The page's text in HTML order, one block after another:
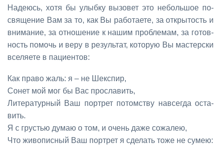
На­де­юсь, хо­тя бы улыб­ку вы­зо­вет это неболь­шое по­
свя­ще­ние Вам за то, как Вы ра­бо­та­е­те, за от­кры­тость и
вни­ма­ние, за от­но­ше­ние к на­шим про­бле­мам, за го­тов­
ность по­мочь и ве­ру в ре­зуль­тат, ко­то­рую Вы ма­стер­ски
все­ля­е­те в па­ци­ен­тов:
Как пра­во жаль: я – не Шекс­пир,
Со­нет мой мог бы Вас про­сла­вить,
Ли­те­ра­тур­ный Ваш порт­рет потом­ству на­все­гда оста­
вить.
Я с гру­стью ду­маю о том, и очень да­же со­жа­лею,
Что жи­во­пис­ный Ваш порт­рет я сде­лать то­же не су­мею: